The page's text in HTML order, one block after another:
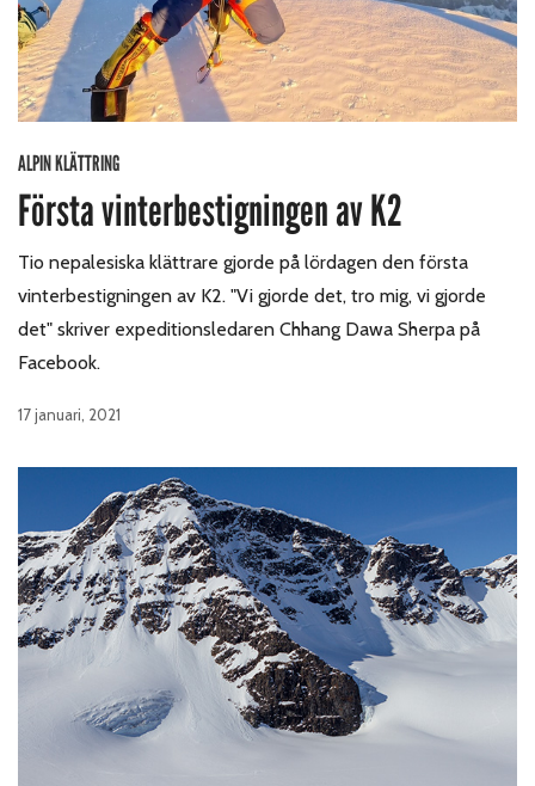
ALPIN KLÄTTRING
Första vinterbestigningen av K2
Tio nepalesiska klättrare gjorde på lördagen den första
vinterbestigningen av K2. "Vi gjorde det, tro mig, vi gjorde
det" skriver expeditionsledaren Chhang Dawa Sherpa på
Facebook.
17 januari, 2021